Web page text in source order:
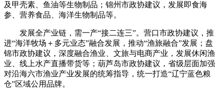
及甲壳素、鱼油等生物制品；锦州市政协建议，发展即食海
参、营养食品、海洋生物制品等。
发展全产业链，需一产“接二连三”。营口市政协建议，推
进“海洋牧场＋多元业态”融合发展，推动“渔旅融合”发展；盘
锦市政协建议，深度融合渔业、文旅与电商产业，发展休闲渔
业、线上水产直播带货等；葫芦岛市政协建议，省级层面加强
对沿海六市渔业产业发展的统筹指导，统一打造“辽宁蓝色粮
仓”区域公用品牌。